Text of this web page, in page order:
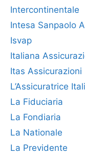
Intercontinentale
Intesa Sanpaolo
Isvap
Italiana
Itas Assicurazioni
L’Assicuratrice
La Fiduciaria
La Fondiaria
La Nationale
La Previdente